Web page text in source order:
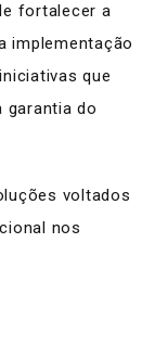
fortalecer a
implementação
que
garantia do
voltados
nos